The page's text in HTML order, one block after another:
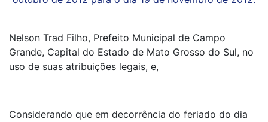
Nelson Trad Filho, Prefeito Municipal de Campo
Grande, Capital do Estado de Mato Grosso do Sul, no
uso de suas atribuições legais, e,
Considerando que em decorrência do feriado do dia